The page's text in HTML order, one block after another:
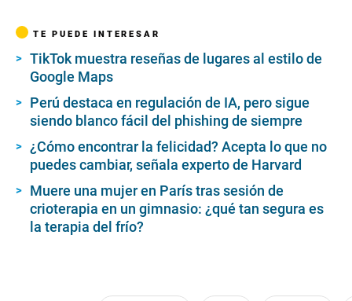
TE PUEDE INTERESAR
TikTok muestra reseñas de lugares al estilo de
Google Maps
Perú destaca en regulación de IA, pero sigue
siendo blanco fácil del phishing de siempre
¿Cómo encontrar la felicidad? Acepta lo que no
puedes cambiar, señala experto de Harvard
Muere una mujer en París tras sesión de
crioterapia en un gimnasio: ¿qué tan segura es
la terapia del frío?